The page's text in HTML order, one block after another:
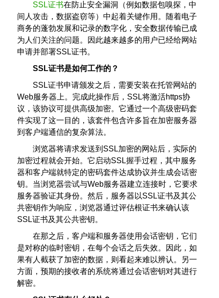
SSL证书在防止安全漏洞（例如数据包嗅探，中
间人攻击，数据盗窃等）中起着关键作用。随着电子
商务的蓬勃发展和记录的数字化，安全数据传输已成
为人们关注的问题。因此越来越多的用户已经给网站
申请并部署SSL证书。
SSL证书是如何工作的？
SSL证书申请颁发之后，需要安装在托管网站的
Web服务器上。完成此操作后，SSL将激活https协
议，该协议可提供高级加密。它通过一个高级密码套
件实现了这一目的，该套件包含许多旨在加密服务器
到客户端通信的复杂算法。
浏览器将请求发送到SSL加密的网站后，实际的
加密过程就会开始。它启动SSL握手过程，其中服务
器和客户端就特定的密码套件达成协议并生成会话密
钥。当浏览器尝试与Web服务器建立连接时，它要求
服务器验证其身份。然后，服务器以SSL证书及其公
共密钥作为响应，浏览器通过评估根证书来确认该
SSL证书及其公共密钥。
在那之后，客户端和服务器使用会话密钥，它们
是对称的临时密钥，在每个会话之后失效。因此，如
果有人截获了加密的数据，则看起来难以辨认。另一
方面，预期的接收者的系统将通过会话密钥对其进行
解密。